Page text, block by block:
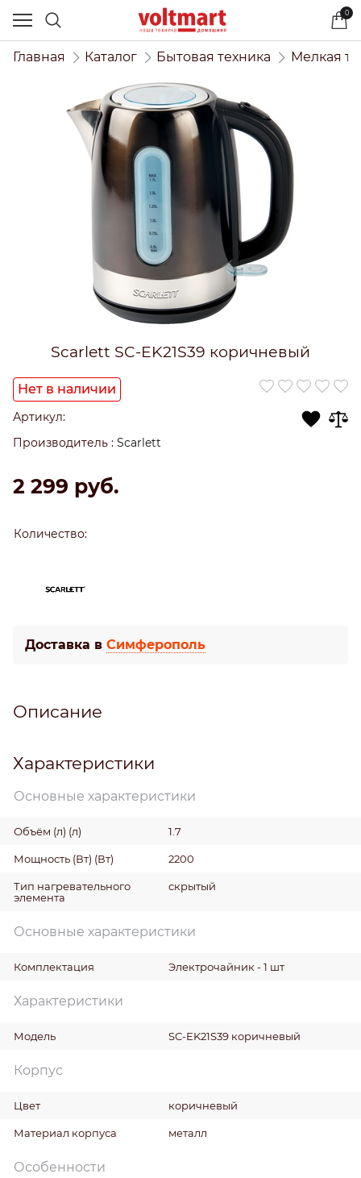
0
Главная Каталог Бытовая техника Мелкая
Scarlett SC-EK21S39 коричневый
Нет в наличии
Артикул:
Производитель : Scarlett
2 299 руб.
Количество:
Доставка в Симферополь
Описание
Характеристики
Основные характеристики
Объём (л) (л) 1.7
Мощность (Вт) (Вт) 2200
Тип нагревательного
элемента
скрытый
Основные характеристики
Комплектация Электрочайник - 1 шт
Характеристики
Модель SC-EK21S39 коричневый
Корпус
Цвет коричневый
Материал корпуса металл
Особенности